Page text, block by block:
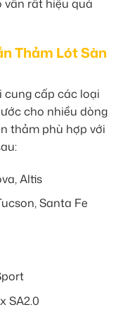
vẫn rất hiệu quả
Thảm Lót Sàn
cung cấp các loại
cho nhiều dòng
thảm phù hợp với
Altis
Santa Fe
SA2.0